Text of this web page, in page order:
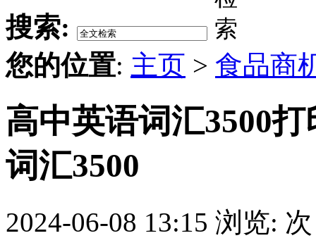
搜索:
您的位置: 主页 > 食品商
高中英语词汇3500
词汇3500
2024-06-08 13:15 浏览: 次